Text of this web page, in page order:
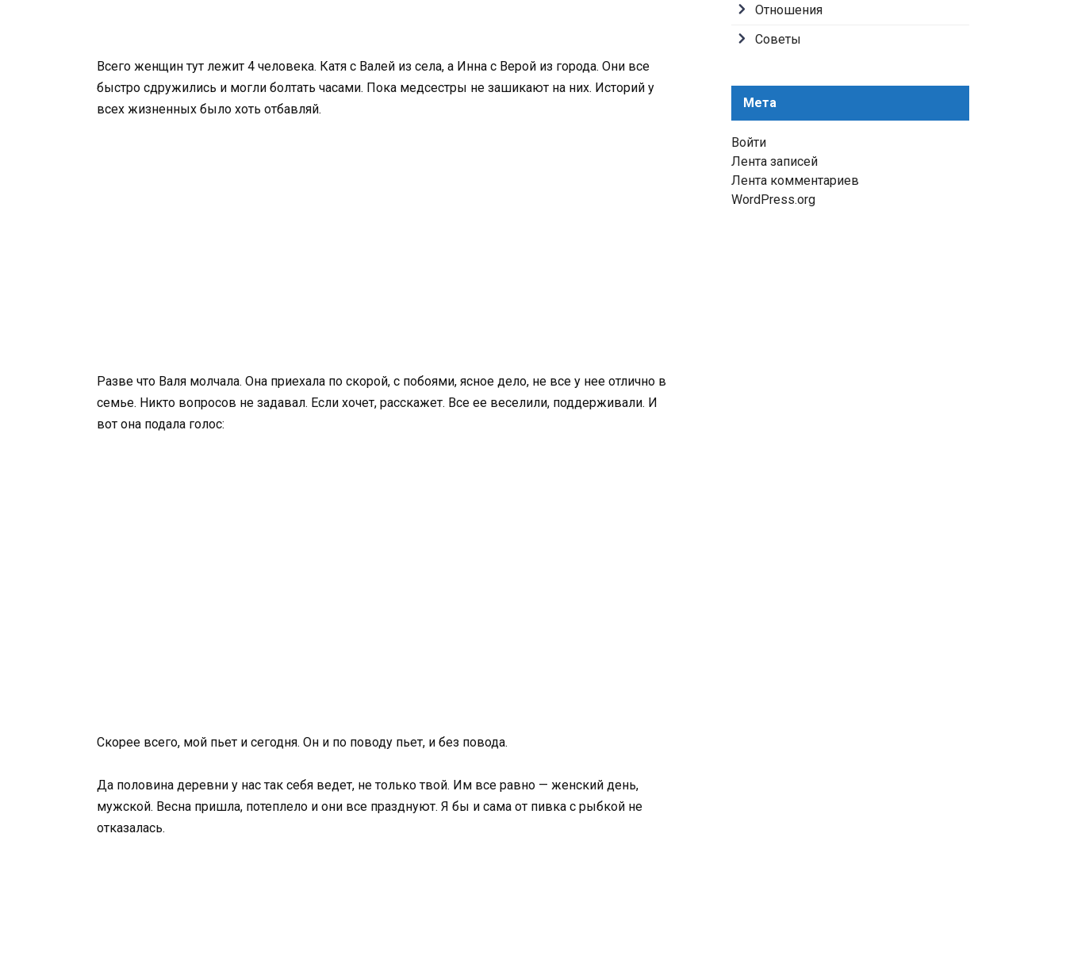
Всего женщин тут лежит 4 человека. Катя с Валей из села, а Инна с Верой из города. Они все
быстро сдружились и могли болтать часами. Пока медсестры не зашикают на них. Историй у
всех жизненных было хоть отбавляй.
Разве что Валя молчала. Она приехала по скорой, с побоями, ясное дело, не все у нее отлично в
семье. Никто вопросов не задавал. Если хочет, расскажет. Все ее веселили, поддерживали. И
вот она подала голос:
Скорее всего, мой пьет и сегодня. Он и по поводу пьет, и без повода.
Да половина деревни у нас так себя ведет, не только твой. Им все равно — женский день,
мужской. Весна пришла, потеплело и они все празднуют. Я бы и сама от пивка с рыбкой не
отказалась.
Отношения
Советы
Мета
Войти
Лента записей
Лента комментариев
WordPress.org